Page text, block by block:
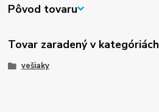
Pôvod tovaru
Tovar zaradený v kategóriách
vešiaky